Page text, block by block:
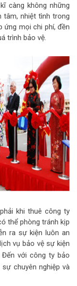
càng không những
tâm, nhiệt tình trong
ứng mọi chi phí, đền
trình bảo vệ.
khi thuê công ty
thể phòng tránh kịp
ra sự kiện luôn an
vụ bảo vệ sự kiện
Đến với công ty bảo
chuyên nghiệp và